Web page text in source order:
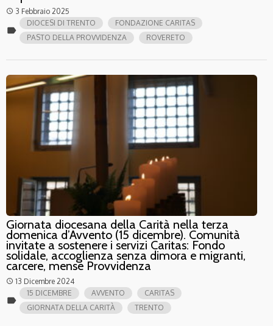
access_time 3 Febbraio 2025
label
DIOCESI DI TRENTO
FONDAZIONE CARITAS
PASTO DELLA PROVVIDENZA
ROVERETO
Giornata diocesana della Carità nella terza
domenica d’Avvento (15 dicembre). Comunità
invitate a sostenere i servizi Caritas: Fondo
solidale, accoglienza senza dimora e migranti,
carcere, mense Provvidenza
access_time 13 Dicembre 2024
label
15 DICEMBRE AVVENTO
CARITAS
GIORNATA DELLA CARITÀ
TRENTO